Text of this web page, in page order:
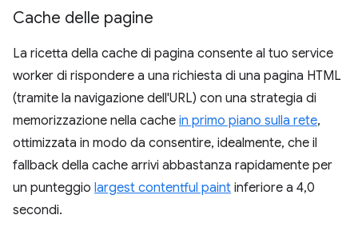
Cache delle pagine
La ricetta della cache di pagina consente al tuo service
worker di rispondere a una richiesta di una pagina HTML
(tramite la navigazione dell'URL) con una strategia di
memorizzazione nella cache in primo piano sulla rete,
ottimizzata in modo da consentire, idealmente, che il
fallback della cache arrivi abbastanza rapidamente per
un punteggio largest contentful paint inferiore a 4,0
secondi.